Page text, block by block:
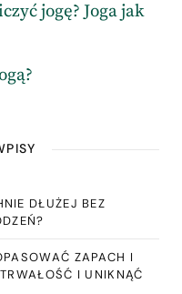
jogę? Joga jak
DŁUŻEJ BEZ
ZAPACH I
I UNIKNĄĆ